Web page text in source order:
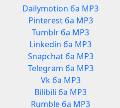
Dailymotion ба MP3
Pinterest ба MP3
Tumblr ба MP3
Linkedin ба MP3
Snapchat ба MP3
Telegram ба MP3
Vk ба MP3
Bilibili ба MP3
Rumble ба MP3